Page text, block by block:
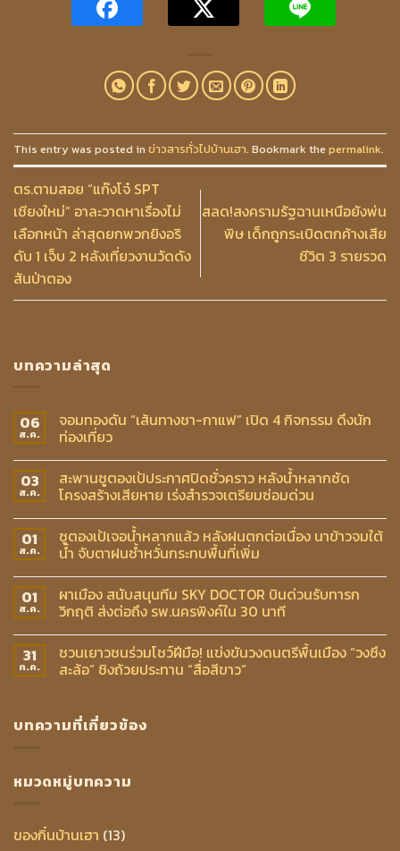
This entry was posted in ข่าวสารทั่วไปบ้านเฮา. Bookmark the permalink.
ตร.ตามสอย “แก๊งโจ๋ SPT
เชียงใหม่” อาละวาดหาเรื่องไม่
เลือกหน้า ล่าสุดยกพวกยิงอริ
ดับ 1 เจ็บ 2 หลังเที่ยวงานวัดดัง
สันป่าตอง
สลด!สงครามรัฐฉานเหนือยังพ่น
พิษ เด็กถูกระเบิดตกค้างเสีย
ชีวิต 3 รายรวด
บทความล่าสุด
06
ส.ค.
จอมทองดัน “เส้นทางชา-กาแฟ” เปิด 4 กิจกรรม ดึงนัก
ท่องเที่ยว
03
ส.ค.
สะพานซูตองเป้ประกาศปิดชั่วคราว หลังน้ำหลากซัด
โครงสร้างเสียหาย เร่งสำรวจเตรียมซ่อมด่วน
01
ส.ค.
ซูตองเป้เจอน้ำหลากแล้ว หลังฝนตกต่อเนื่อง นาข้าวจมใต้
น้ำ จับตาฝนซ้ำหวั่นกระทบพื้นที่เพิ่ม
01
ส.ค.
ผาเมือง สนับสนุนทีม SKY DOCTOR บินด่วนรับทารก
วิกฤติ ส่งต่อถึง รพ.นครพิงค์ใน 30 นาที
31
ก.ค.
ชวนเยาวชนร่วมโชว์ฝีมือ! แข่งขันวงดนตรีพื้นเมือง “วงซึง
สะล้อ” ชิงถ้วยประทาน “สื่อสีขาว”
บทความที่เกี่ยวข้อง
หมวดหมู่บทความ
ของกิ๋นบ้านเฮา (13)